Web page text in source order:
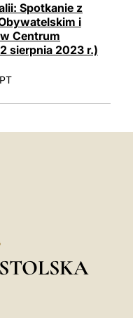
Spotkanie z
i
Centrum
sierpnia 2023 r.)
PT